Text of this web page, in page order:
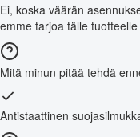
Ei, koska väärän
emme tarjoa tälle
Mitä minun pitää tehdä
Antistaattinen